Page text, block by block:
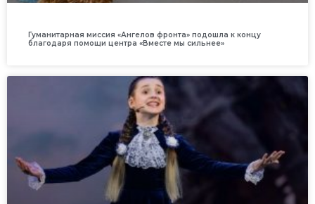
Гуманитарная миссия «Ангелов фронта» подошла к концу
благодаря помощи центра «Вместе мы сильнее»